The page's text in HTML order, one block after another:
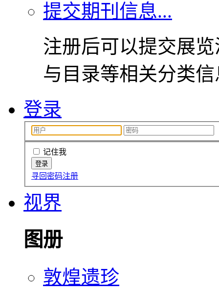
提交期刊信息...
注册后可以提交展
与目录等相关分类
登录
记住我
寻回密码注册
视界
图册
敦煌遗珍